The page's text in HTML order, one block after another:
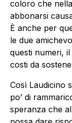
coloro che
abbonarsi
È anche per
le due
questi numeri,
costi da
Così Laudicino
po’ di
speranza che